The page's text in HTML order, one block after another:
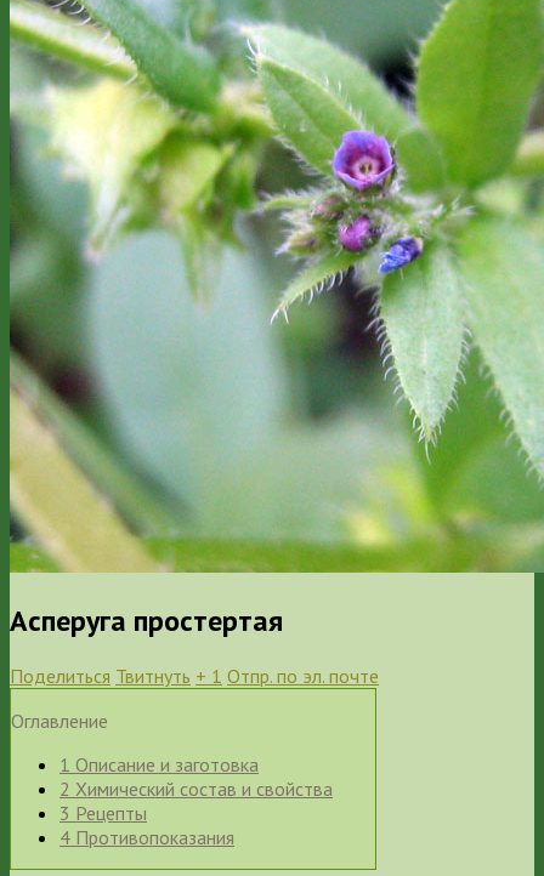
Асперуга простертая
Поделиться Твитнуть + 1 Отпр. по эл. почте
Оглавление
1 Описание и заготовка
2 Химический состав и свойства
3 Рецепты
4 Противопоказания